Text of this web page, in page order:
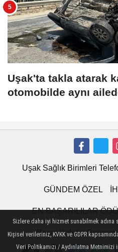
Uşak'ta takla atarak
otomobilde aynı
Uşak Sağlık Birimleri
GÜNDEM ÖZEL
EN BAŞARILILAR
Basın Kulübü
Sizlere daha iyi hizmet sunabilmek adına
Kişisel verileriniz, KVKK ve GDPR
Veri Politikamızı / Aydınlatma